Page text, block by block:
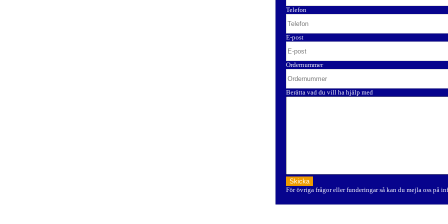
Telefon
E-post
Ordernummer
Berätta vad du vill ha hjälp med
För övriga frågor eller funderingar så kan du mejla oss på